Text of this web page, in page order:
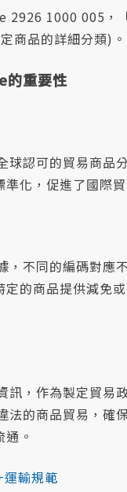
2926 1000 005，
商品的詳細分類)。
的重要性
認可的貿易商品
化，促進了國際
不同的編碼對應
的商品提供減免
，作為製定貿易
的商品貿易，確
。
輸規範